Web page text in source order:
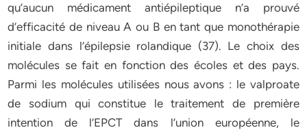
qu’aucun médicament antiépileptique n’a prouvé
d’efficacité de niveau A ou B en tant que monothérapie
initiale dans l’épilepsie rolandique (37). Le choix des
molécules se fait en fonction des écoles et des pays.
Parmi les molécules utilisées nous avons : le valproate
de sodium qui constitue le traitement de première
intention de l’EPCT dans l’union européenne, le